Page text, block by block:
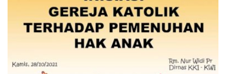
DONASI
Umat Kapel Kanisius dan Laudato Si'
Ekologia